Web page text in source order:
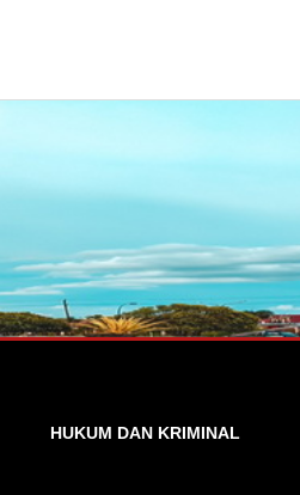
HUKUM DAN KRIMINAL